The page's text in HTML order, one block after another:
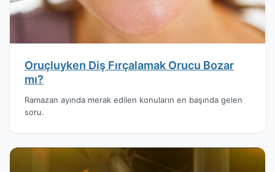
Oruçluyken Diş Fırçalamak Orucu Bozar
mı?
Ramazan ayında merak edilen konuların en başında gelen
soru.